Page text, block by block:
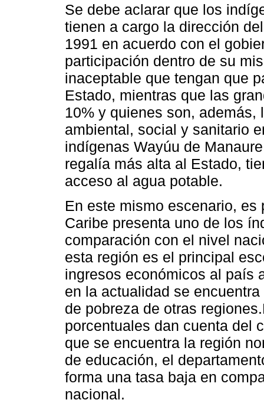
Se debe aclarar que los
tienen a cargo la dirección
1991 en acuerdo con el
participación dentro de su
inaceptable que tengan que
Estado, mientras que las
10% y quienes son,
ambiental, social y sanitario
indígenas Wayúu de
regalía más alta al Estado,
acceso al agua potable.
En este mismo escenario,
Caribe presenta uno de los
comparación con el nivel
esta región es el principal
ingresos económicos al país
en la actualidad se
de pobreza de otras
porcentuales dan cuenta del
que se encuentra la región
de educación, el
forma una tasa baja en
nacional.